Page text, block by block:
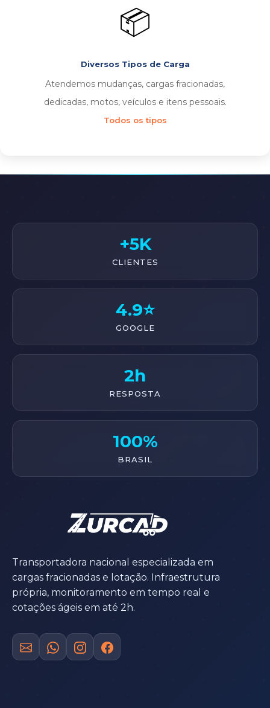
📦
Diversos Tipos de Carga
Atendemos mudanças, cargas fracionadas,
dedicadas, motos, veículos e itens pessoais.
Todos os tipos
+5K
CLIENTES
4.9⭐
GOOGLE
2h
RESPOSTA
100%
BRASIL
Transportadora nacional especializada em
cargas fracionadas e lotação. Infraestrutura
própria, monitoramento em tempo real e
cotações ágeis em até 2h.